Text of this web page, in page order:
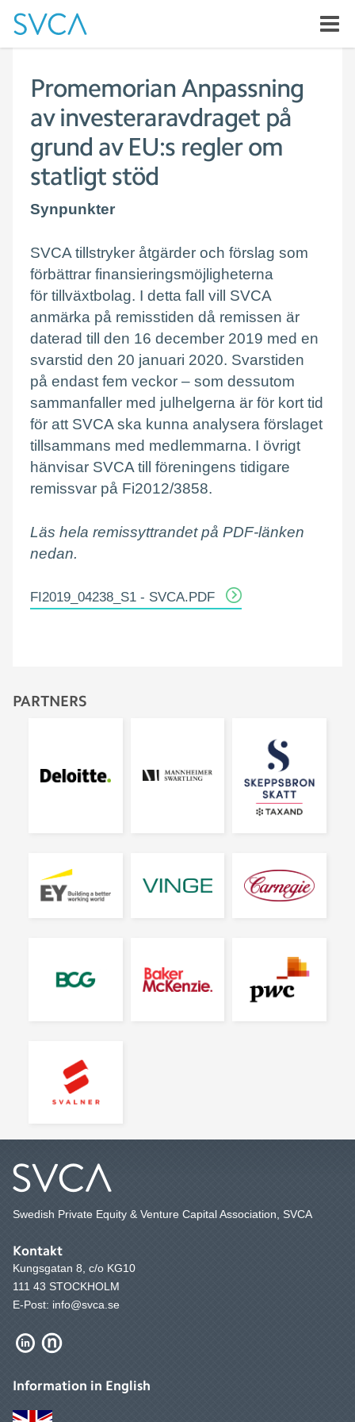
Promemorian Anpassning
av investeraravdraget på
grund av EU:s regler om
statligt stöd
Synpunkter
SVCA tillstryker åtgärder och förslag som
förbättrar finansieringsmöjligheterna
för tillväxtbolag. I detta fall vill SVCA
anmärka på remisstiden då remissen är
daterad till den 16 december 2019 med en
svarstid den 20 januari 2020. Svarstiden
på endast fem veckor – som dessutom
sammanfaller med julhelgerna är för kort tid
för att SVCA ska kunna analysera förslaget
tillsammans med medlemmarna. I övrigt
hänvisar SVCA till föreningens tidigare
remissvar på Fi2012/3858.
Läs hela remissyttrandet på PDF-länken
nedan.
FI2019_04238_S1 - SVCA.PDF
PARTNERS
Swedish Private Equity & Venture Capital Association, SVCA
Kontakt
Kungsgatan 8, c/o KG10
111 43 STOCKHOLM
E-Post: info@svca.se
Information in English